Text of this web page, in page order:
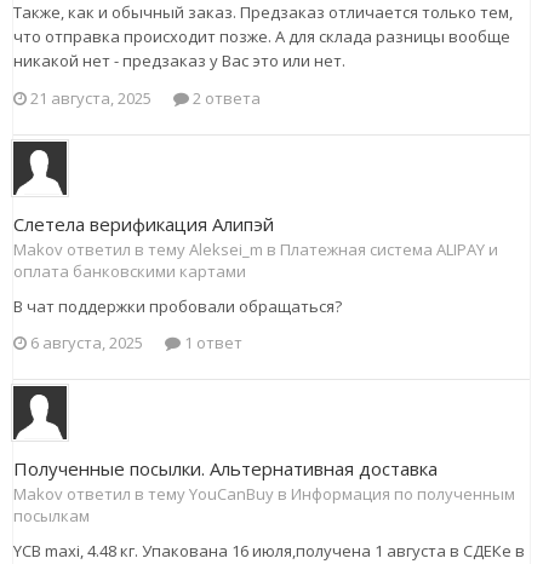
Также, как и обычный заказ. Предзаказ отличается только тем,
что отправка происходит позже. А для склада разницы вообще
никакой нет - предзаказ у Вас это или нет.
21 августа, 2025
2 ответа
Слетела верификация Алипэй
Makov ответил в тему Aleksei_m в Платежная система ALIPAY и
оплата банковскими картами
В чат поддержки пробовали обращаться?
6 августа, 2025
1 ответ
Полученные посылки. Альтернативная доставка
Makov ответил в тему YouCanBuy в Информация по полученным
посылкам
YCB maxi, 4.48 кг. Упакована 16 июля,получена 1 августа в СДЕКе в